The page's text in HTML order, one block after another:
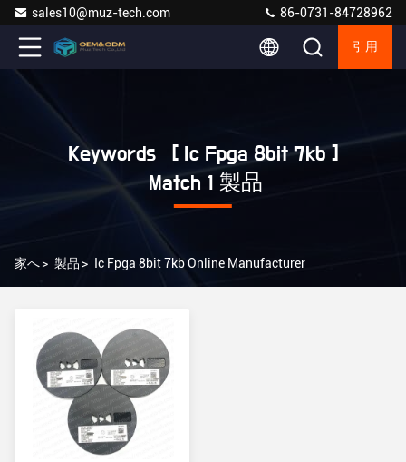
sales10@muz-tech.com 86-0731-84728962
引用
Keywords [ Ic Fpga 8bit 7kb ]
Match 1 製品
家へ> 製品 > Ic Fpga 8bit 7kb Online Manufacturer